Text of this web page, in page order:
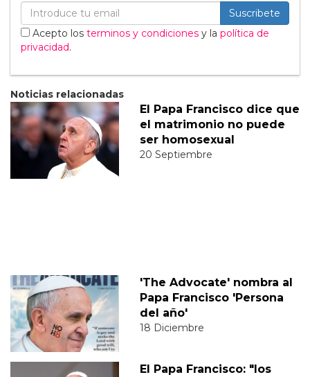
Suscribete
Acepto los terminos y condiciones y la política de
privacidad.
Noticias relacionadas
El Papa Francisco dice que
el matrimonio no puede
ser homosexual
20 Septiembre
'The Advocate' nombra al
Papa Francisco 'Persona
del año'
18 Diciembre
El Papa Francisco: "los